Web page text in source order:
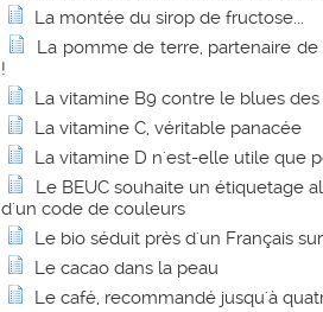
La montée du sirop de fructose...
La pomme de terre, partenaire
!
La vitamine B9 contre le blues
La vitamine C, véritable panacée
La vitamine D n'est-elle utile que
Le BEUC souhaite un étiquetage
d'un code de couleurs
Le bio séduit près d'un Français
Le cacao dans la peau
Le café, recommandé jusqu'à